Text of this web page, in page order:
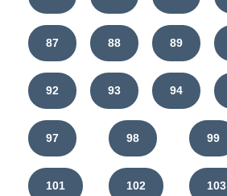
87 88 89
92 93 94
97 98 99
101 102 103